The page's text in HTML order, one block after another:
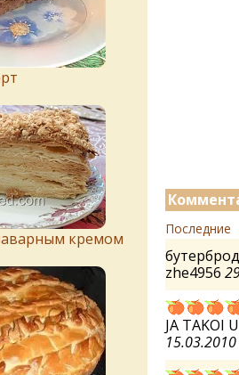
Последние
zhe4956
JA TAKOI
кремом